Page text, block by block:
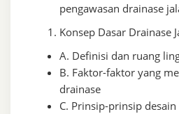
pengawasan drainase
Konsep Dasar Drainase
A. Definisi dan ruang
B. Faktor-faktor yang
drainase
C. Prinsip-prinsip